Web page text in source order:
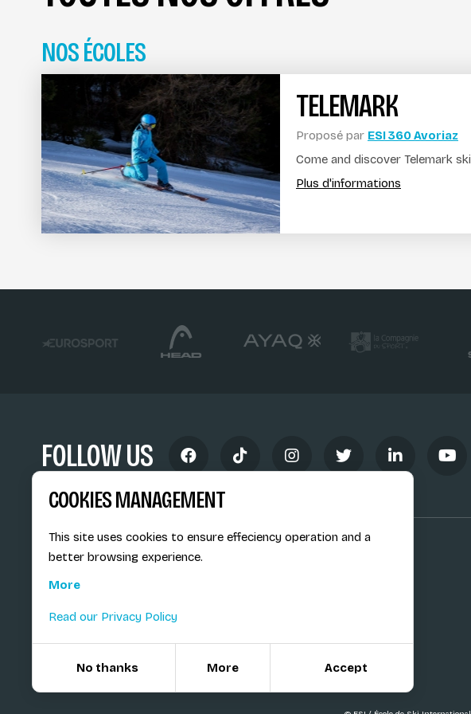
NOS ÉCOLES
TELEMARK
Proposé par ESI 360 Avoriaz
Come and discover Telemark
Plus d'informations
FOLLOW US
COOKIES MANAGEMENT
This site uses cookies to ensure effeciency operation and a
better browsing experience.
More
Read our Privacy Policy
No thanks More Accept